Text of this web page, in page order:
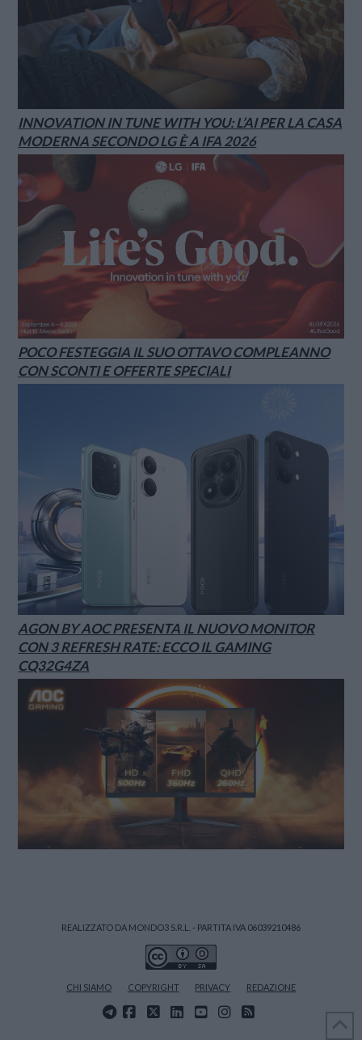
INNOVATION IN TUNE WITH YOU: L’AI PER LA CASA
MODERNA SECONDO LG È A IFA 2026
POCO FESTEGGIA IL SUO OTTAVO COMPLEANNO
CON SCONTI E OFFERTE SPECIALI
AGON BY AOC PRESENTA IL NUOVO MONITOR
CON 3 REFRESH RATE: ECCO IL GAMING
CQ32G4ZA
REALIZZATO DA MONDO3 S.R.L. - PARTITA IVA 06039210486
CHI SIAMO COPYRIGHT PRIVACY REDAZIONE